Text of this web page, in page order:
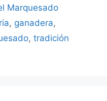
Marquesado
, ganadera,
, tradición